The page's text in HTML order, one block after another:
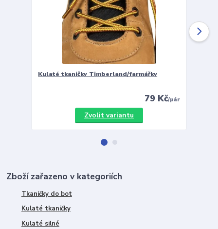
Kulaté tkaničky Timberland/farmářky
79 Kč/pár
Zvolit variantu
Zboží zařazeno v kategoriích
Tkaničky do bot
Kulaté tkaničky
Kulaté silné